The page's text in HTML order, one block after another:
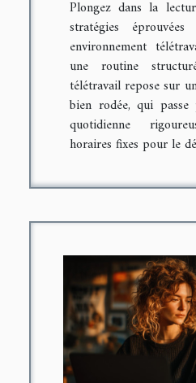
Plongez dans la
stratégies
environnement
une routine
télétravail repose sur
bien rodée, qui
quotidienne
horaires fixes pour le